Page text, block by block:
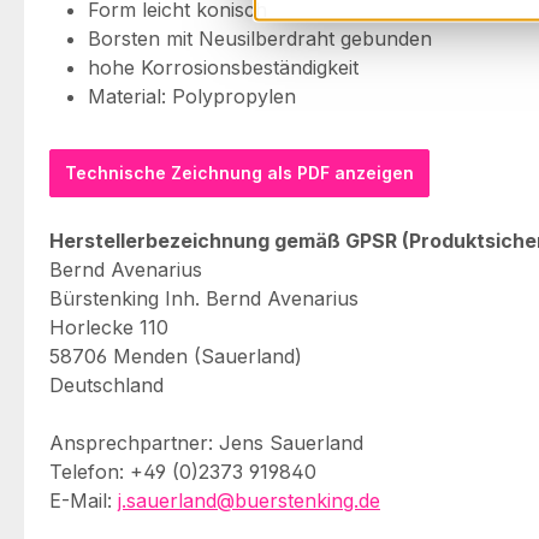
Form leicht konisch
Borsten mit Neusilberdraht gebunden
hohe Korrosionsbeständigkeit
Material: Polypropylen
Technische Zeichnung als PDF anzeigen
Herstellerbezeichnung gemäß GPSR
Bernd Avenarius
Bürstenking Inh. Bernd Avenarius
Horlecke 110
58706 Menden (Sauerland)
Deutschland
Ansprechpartner: Jens Sauerland
Telefon: +49 (0)2373 919840
E-Mail: j.sauerland@buerstenking.de